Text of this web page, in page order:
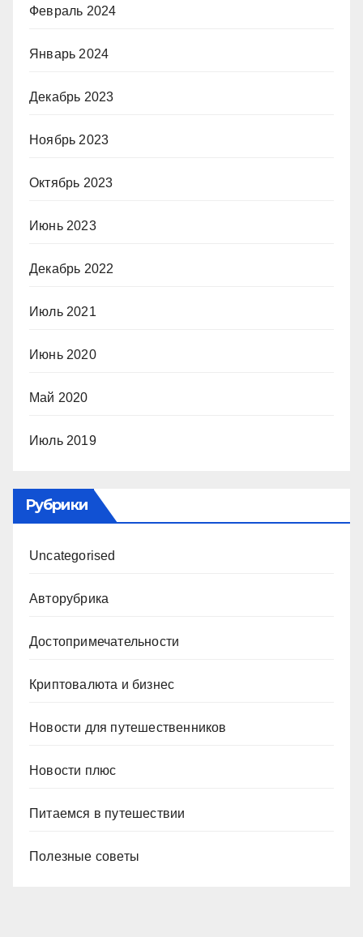
Февраль 2024
Январь 2024
Декабрь 2023
Ноябрь 2023
Октябрь 2023
Июнь 2023
Декабрь 2022
Июль 2021
Июнь 2020
Май 2020
Июль 2019
Рубрики
Uncategorised
Авторубрика
Достопримечательности
Криптовалюта и бизнес
Новости для путешественников
Новости плюс
Питаемся в путешествии
Полезные советы